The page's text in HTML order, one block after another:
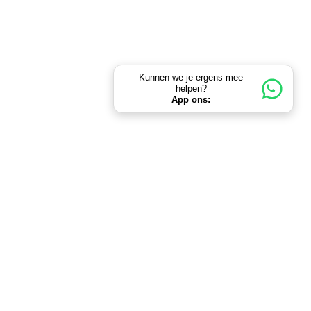
Kunnen we je ergens mee
helpen?
App ons: